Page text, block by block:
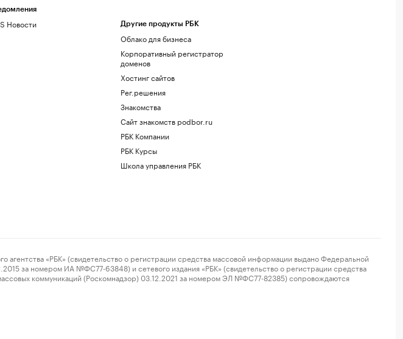
Новости Другие продукты РБК
Облако для бизнеса
Корпоративный регистратор
доменов
Хостинг сайтов
Рег.решения
Знакомства
Сайт знакомств podbor.ru
РБК Компании
РБК Курсы
Школа управления РБК
«РБК» (свидетельство о регистрации средства массовой информации выдано Федеральной
за номером ИА №ФС77-63848) и сетевого издания «РБК» (свидетельство о регистрации средства
коммуникаций (Роскомнадзор) 03.12.2021 за номером ЭЛ №ФС77-82385) сопровождаются